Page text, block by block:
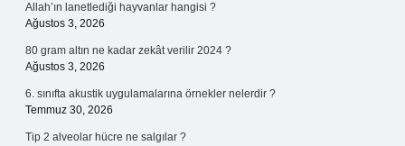
Allah’ın lanetlediği hayvanlar hangisi ?
Ağustos 3, 2026
80 gram altın ne kadar zekât verilir 2024 ?
Ağustos 3, 2026
6. sınıfta akustik uygulamalarına örnekler nelerdir ?
Temmuz 30, 2026
Tip 2 alveolar hücre ne salgılar ?